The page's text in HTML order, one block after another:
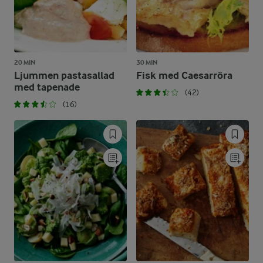
20 MIN
Ljummen pastasallad
med tapenade
(16)
30 MIN
Fisk med Caesarröra
(42)